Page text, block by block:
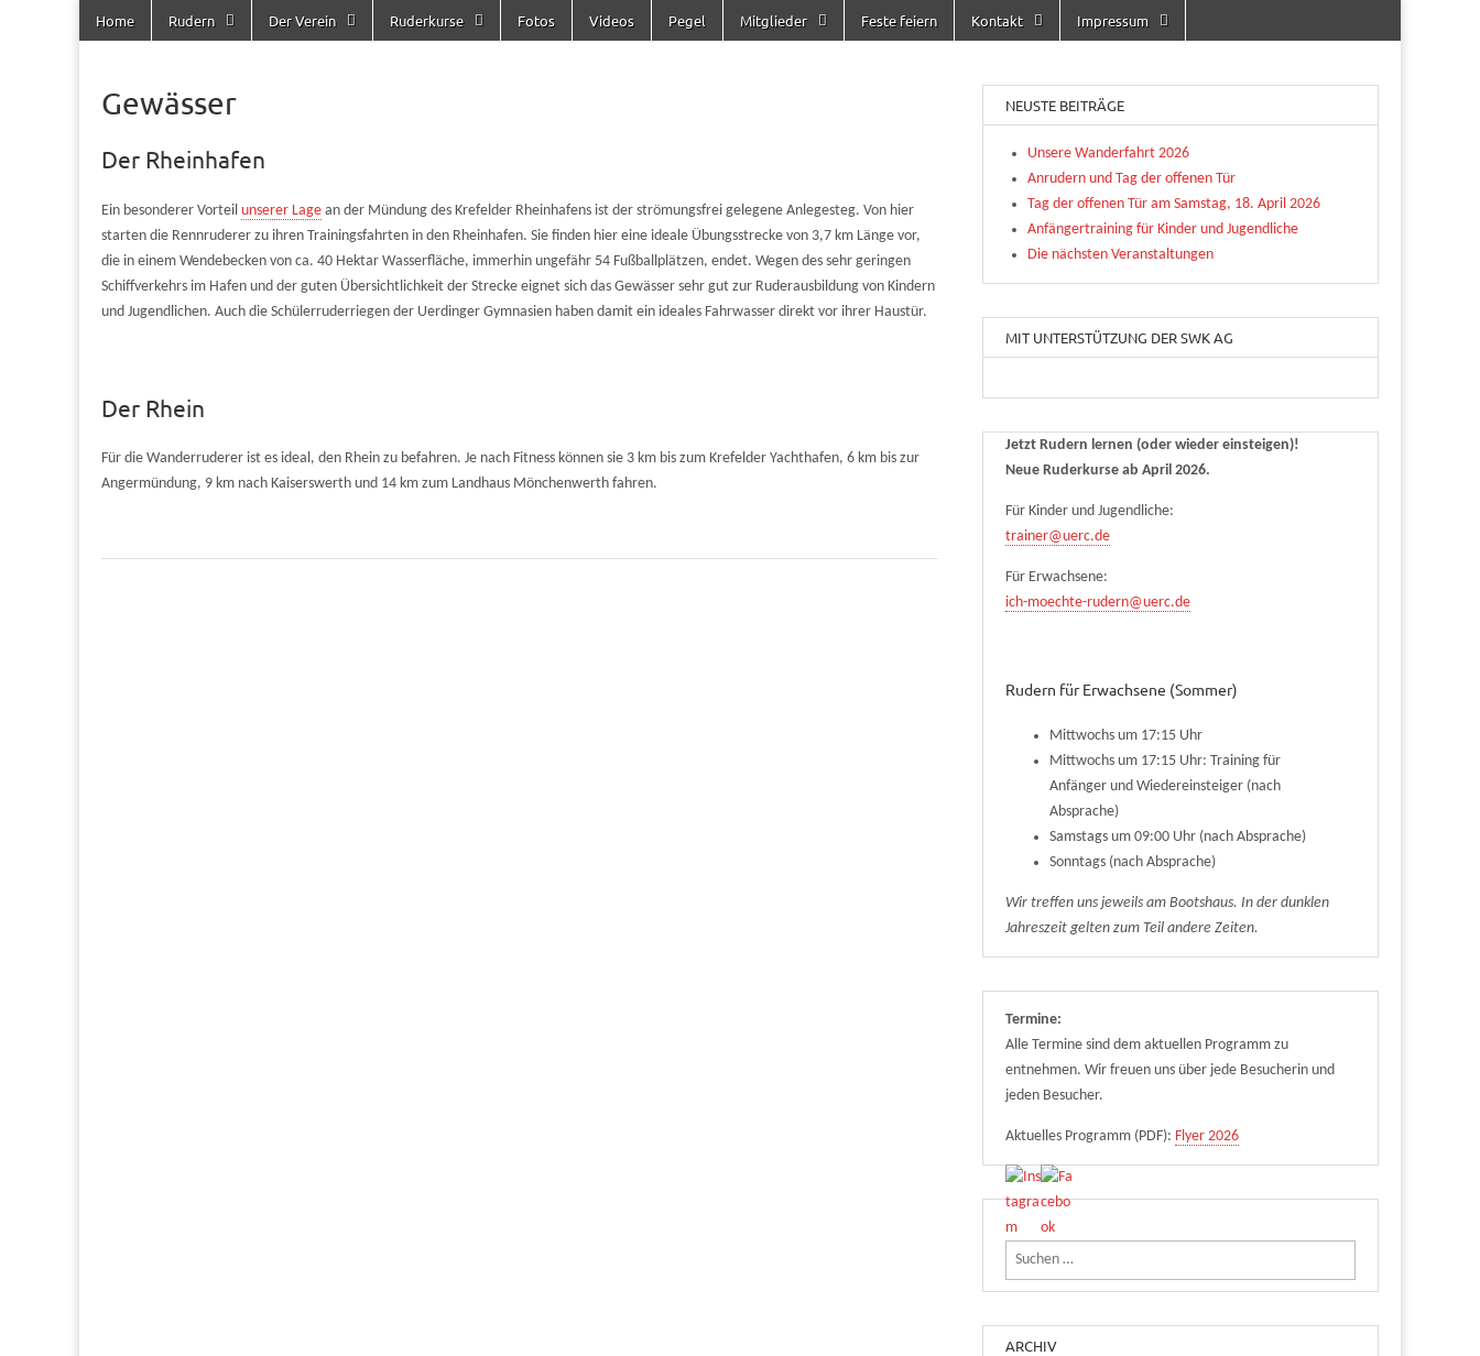
Uerdinger
Ruderclub
e.V.
Rudern in
Main menu
Home Rudern Der Verein Ruderkurse Fotos Videos Pegel Mitglieder Feste feiern Kontakt Impressum
Gewässer
Der Rheinhafen
Ein besonderer Vorteil unserer Lage an der Mündung des Krefelder Rheinhafens ist der strömungsfrei gelegene Anlegesteg. Von hier
starten die Rennruderer zu ihren Trainingsfahrten in den Rheinhafen. Sie finden hier eine ideale Übungsstrecke von 3,7 km Länge vor,
die in einem Wendebecken von ca. 40 Hektar Wasserfläche, immerhin ungefähr 54 Fußballplätzen, endet. Wegen des sehr geringen
Schiffverkehrs im Hafen und der guten Übersichtlichkeit der Strecke eignet sich das Gewässer sehr gut zur Ruderausbildung von Kindern
und Jugendlichen. Auch die Schülerruderriegen der Uerdinger Gymnasien haben damit ein ideales Fahrwasser direkt vor ihrer Haustür.
Der Rhein
Für die Wanderruderer ist es ideal, den Rhein zu befahren. Je nach Fitness können sie 3 km bis zum Krefelder Yachthafen, 6 km bis zur
Angermündung, 9 km nach Kaiserswerth und 14 km zum Landhaus Mönchenwerth fahren.
NEUSTE BEITRÄGE
Unsere Wanderfahrt 2026
Anrudern und Tag der offenen Tür
Tag der offenen Tür am Samstag, 18. April 2026
Anfängertraining für Kinder und Jugendliche
Die nächsten Veranstaltungen
MIT UNTERSTÜTZUNG DER SWK AG
Jetzt Rudern lernen (oder wieder einsteigen)!
Neue Ruderkurse ab April 2026.
Für Kinder und Jugendliche:
trainer@uerc.de
Für Erwachsene:
ich-moechte-rudern@uerc.de
Rudern für Erwachsene (Sommer)
Mittwochs um 17:15 Uhr
Mittwochs um 17:15 Uhr: Training für
Anfänger und Wiedereinsteiger (nach
Absprache)
Samstags um 09:00 Uhr (nach Absprache)
Sonntags (nach Absprache)
Wir treffen uns jeweils am Bootshaus. In der dunklen
Jahreszeit gelten zum Teil andere Zeiten.
Termine:
Alle Termine sind dem aktuellen Programm zu
entnehmen. Wir freuen uns über jede Besucherin und
jeden Besucher.
Aktuelles Programm (PDF): Flyer 2026
Suchen nach:
ARCHIV